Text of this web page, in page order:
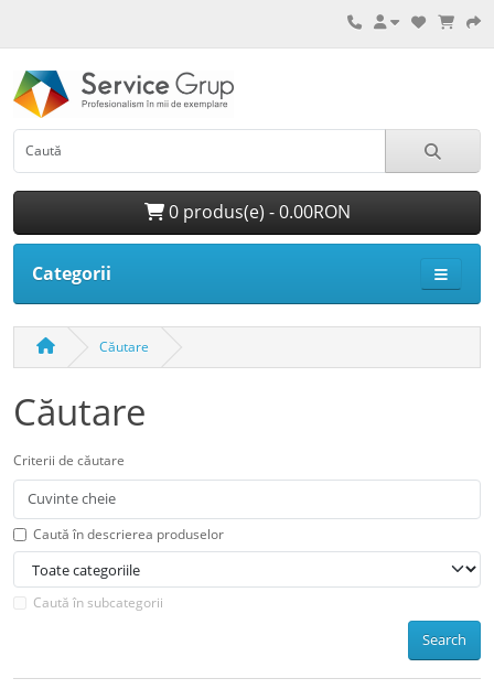
0 produs(e) - 0.00RON
Categorii
Căutare
Căutare
Criterii de căutare
Caută în descrierea produselor
Caută în subcategorii
Search